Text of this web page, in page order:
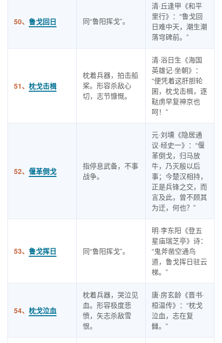
50、 鲁戈回日 同“鲁阳挥戈”。
清·丘逢甲《和平
里行》：“鲁戈回
日难中天，潮生潮
落穹碑前。”
51、 枕戈击楫
枕着兵器，拍击船
桨。形容杀敌心
切，志节慷慨。
清·浴日生《海国
英雄记·坐朝》：
“便凭着这肝胆轮
囷，枕戈击楫，逐
鞑虏早复神京也
呵！”
52、 偃革倒戈
指停息武备，不事
战争。
元·刘壎《隐居通
议·经史一》：“偃
革倒戈，归马放
牛，乃灭殷以后
事；今楚汉相持，
正是兵锋之交，而
言及此，曾不顾其
为迂，何也？”
53、 鲁戈挥日 同“鲁阳挥戈”。
明·李东阳《登五
星庙瑞芝亭》诗：
“鬼斧凿空通鸟
道，鲁戈挥日驻云
梯。”
54、 枕戈泣血
枕着兵器，哭泣见
血。形容极度悲
愤，矢志杀敌雪
恨。
唐·房玄龄《晋书·
桓温传》：“枕戈
泣血，志在复
雠。”